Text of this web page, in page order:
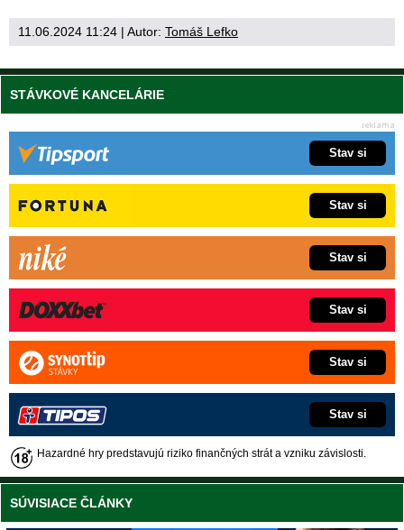
11.06.2024 11:24 | Autor: Tomáš Lefko
STÁVKOVÉ KANCELÁRIE
Stav si
Stav si
Stav si
Stav si
Stav si
Stav si
Hazardné hry predstavujú riziko finančných strát a vzniku závislosti.
SÚVISIACE ČLÁNKY